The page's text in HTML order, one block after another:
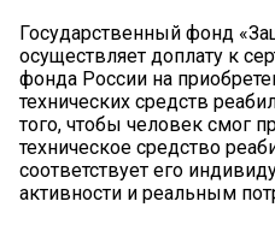
Государственный фонд
осуществляет доплату к
фонда России на
технических средств
того, чтобы человек смог
техническое средство
соответствует его
активности и реальным